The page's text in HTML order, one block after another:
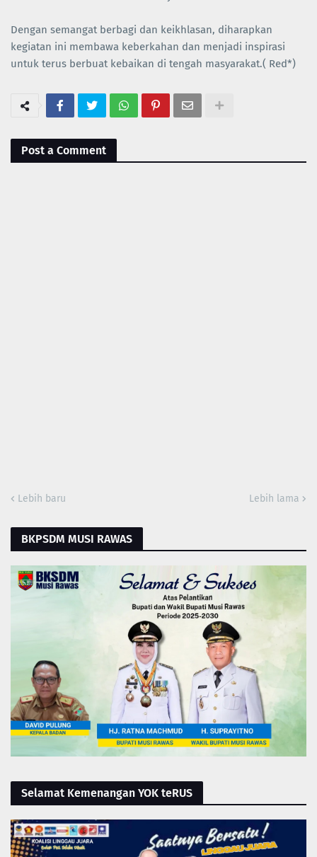
Dengan semangat berbagi dan keikhlasan, diharapkan
kegiatan ini membawa keberkahan dan menjadi inspirasi
untuk terus berbuat kebaikan di tengah masyarakat.( Red*)
Post a Comment
Lebih baru Lebih lama
BKPSDM MUSI RAWAS
Selamat Kemenangan YOK teRUS